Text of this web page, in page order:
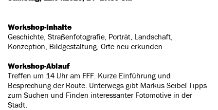
Workshop-Inhalte
Geschichte, Straßenfotografie, Porträt, Landschaft,
Konzeption, Bildgestaltung, Orte neu-erkunden
Workshop-Ablauf
Treffen um 14 Uhr am FFF. Kurze Einführung und
Besprechung der Route. Unterwegs gibt Markus Seibel Tipps
zum Suchen und Finden interessanter Fotomotive in der
Stadt.